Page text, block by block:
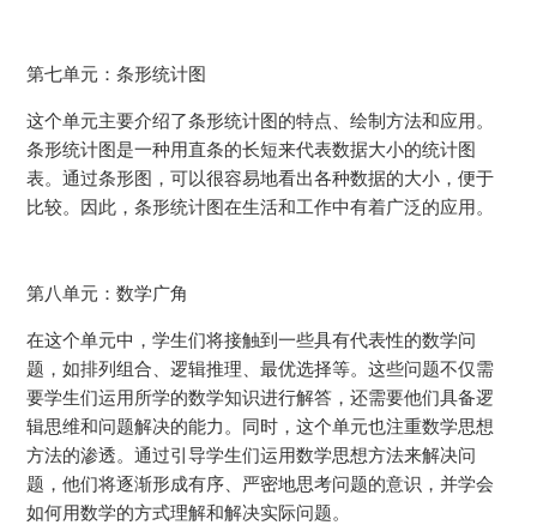
第七单元：条形统计图
这个单元主要介绍了条形统计图的特点、绘制方法和应用。
条形统计图是一种用直条的长短来代表数据大小的统计图
表。通过条形图，可以很容易地看出各种数据的大小，便于
比较。因此，条形统计图在生活和工作中有着广泛的应用。
第八单元：数学广角
在这个单元中，学生们将接触到一些具有代表性的数学问
题，如排列组合、逻辑推理、最优选择等。这些问题不仅需
要学生们运用所学的数学知识进行解答，还需要他们具备逻
辑思维和问题解决的能力。同时，这个单元也注重数学思想
方法的渗透。通过引导学生们运用数学思想方法来解决问
题，他们将逐渐形成有序、严密地思考问题的意识，并学会
如何用数学的方式理解和解决实际问题。